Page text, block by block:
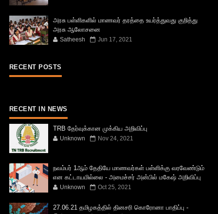
அரசு பள்ளிகளில் மாணவர் தரத்தை உயர்த்துவது குறித்து
அரசு ஆலோசனை
Satheesh Jun 17, 2021
RECENT POSTS
RECENT IN NEWS
TRB தேர்வுக்கான முக்கிய அறிவிப்பு
Unknown Nov 24, 2021
நவம்பர் 1ஆம் தேதியே மாணவர்கள் பள்ளிக்கு வரவேண்டும்
என கட்டாயமில்லை - அமைச்சர் அன்பில் மகேஷ் அறிவிப்பு
Unknown Oct 25, 2021
27.06.21 தமிழகத்தில் தினசரி கொரோனா பாதிப்பு -